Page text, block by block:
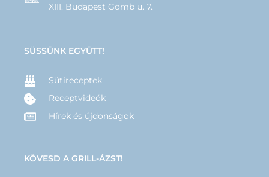
XIII. Budapest Gömb u. 7.
SÜSSÜNK EGYÜTT!
Sütireceptek
Receptvideók
Hírek és újdonságok
KÖVESD A GRILL-ÁZST!